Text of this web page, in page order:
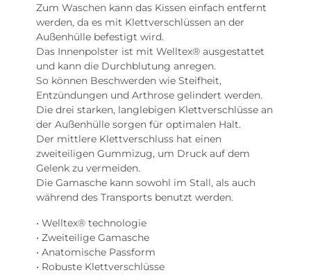
Zum Waschen kann das Kissen einfach entfernt
werden, da es mit Klettverschlüssen an der
Außenhülle befestigt wird.
Das Innenpolster ist mit Welltex® ausgestattet
und kann die Durchblutung anregen.
So können Beschwerden wie Steifheit,
Entzündungen und Arthrose gelindert werden.
Die drei starken, langlebigen Klettverschlüsse an
der Außenhülle sorgen für optimalen Halt.
Der mittlere Klettverschluss hat einen
zweiteiligen Gummizug, um Druck auf dem
Gelenk zu vermeiden.
Die Gamasche kann sowohl im Stall, als auch
während des Transports benutzt werden.
• Welltex® technologie
• Zweiteilige Gamasche
• Anatomische Passform
• Robuste Klettverschlüsse